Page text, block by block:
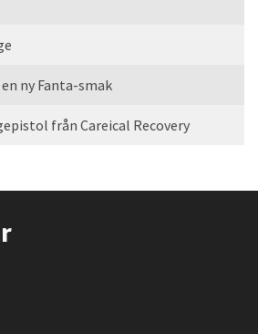
ny Fanta-smak
från Careical Recovery